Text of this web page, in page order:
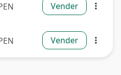
Vender more_vert
Vender more_vert